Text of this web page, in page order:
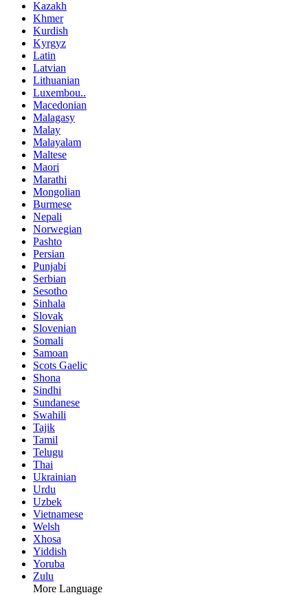
Kazakh
Khmer
Kurdish
Kyrgyz
Latin
Latvian
Lithuanian
Luxembou..
Macedonian
Malagasy
Malay
Malayalam
Maltese
Maori
Marathi
Mongolian
Burmese
Nepali
Norwegian
Pashto
Persian
Punjabi
Serbian
Sesotho
Sinhala
Slovak
Slovenian
Somali
Samoan
Scots Gaelic
Shona
Sindhi
Sundanese
Swahili
Tajik
Tamil
Telugu
Thai
Ukrainian
Urdu
Uzbek
Vietnamese
Welsh
Xhosa
Yiddish
Yoruba
Zulu
More Language